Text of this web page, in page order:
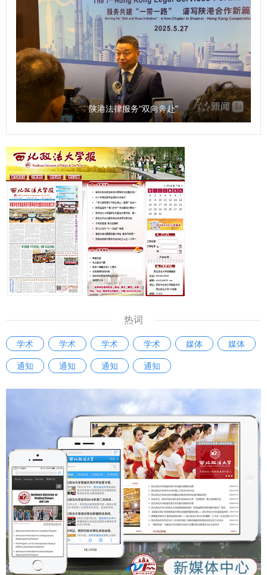
沛君 审核：上官亚敏）
陕港法律服务“双向奔赴”
热词
学术 学术 学术 学术 媒体
媒体
通知
通知 通知 通知